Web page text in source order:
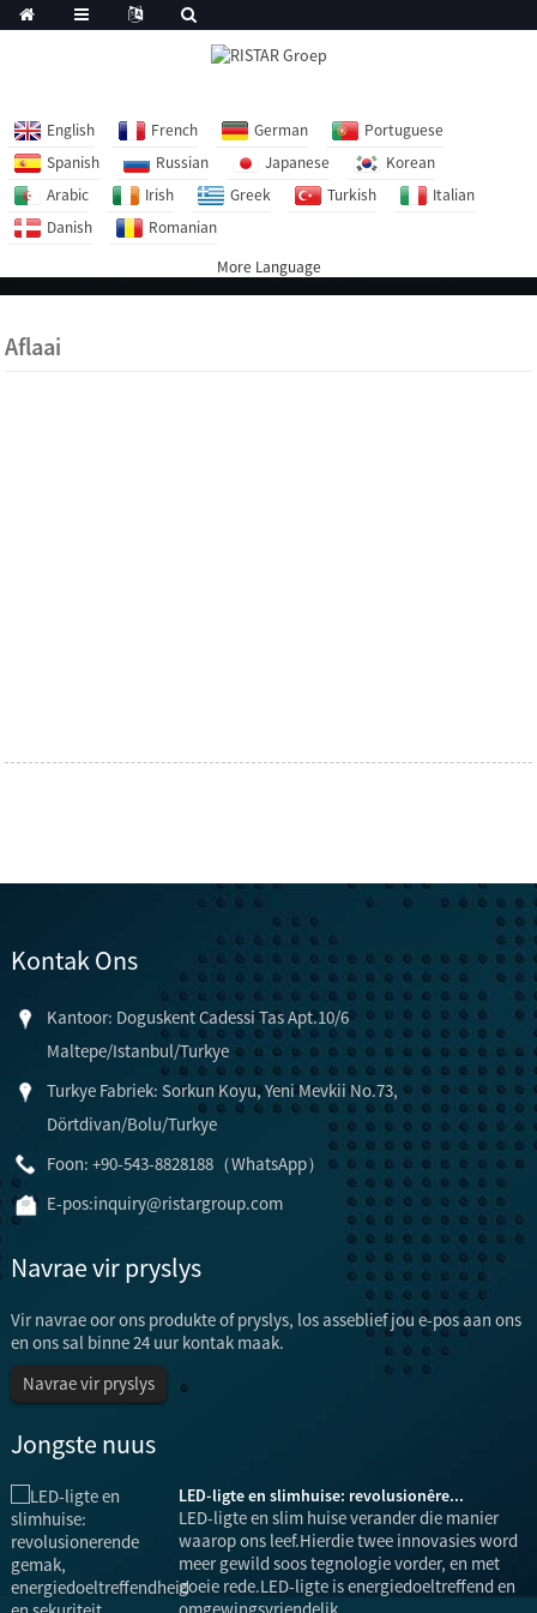
English French German
Portuguese
Spanish
Russian Japanese
Korean
Arabic
Irish Greek Turkish
Italian
Danish
Romanian
More Language
Aflaai
Kontak Ons
Kantoor: Doguskent Cadessi Tas Apt.10/6
Maltepe/Istanbul/Turkye
Turkye Fabriek: Sorkun Koyu, Yeni Mevkii No.73,
Dörtdivan/Bolu/Turkye
Foon: +90-543-8828188（WhatsApp）
E-pos:inquiry@ristargroup.com
Navrae vir pryslys
Vir navrae oor ons produkte of pryslys, los asseblief jou e-pos aan ons
en ons sal binne 24 uur kontak maak.
Navrae vir pryslys
Jongste nuus
LED-ligte en slimhuise: revolusionêre...
LED-ligte en slim huise verander die manier
waarop ons leef.Hierdie twee innovasies word
meer gewild soos tegnologie vorder, en met
goeie rede.LED-ligte is energiedoeltreffend en
omgewingsvriendelik...